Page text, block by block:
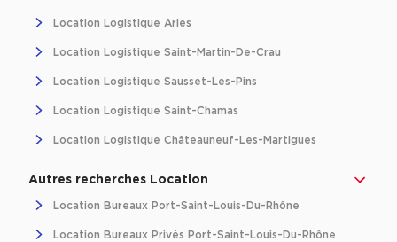
Location de plateformes Logistique
Location de plateformes Logistique à Aulnay-sous-Bois
Location de plateformes Logistique à Amiens
Achat de plateformes Logistique
Location Logistique Arles
Location Logistique Saint-Martin-De-Crau
Location Logistique Sausset-Les-Pins
Location Logistique Saint-Chamas
Location Logistique Châteauneuf-Les-Martigues
Autres recherches Location
Location Bureaux Port-Saint-Louis-Du-Rhône
Location Bureaux Privés Port-Saint-Louis-Du-Rhône